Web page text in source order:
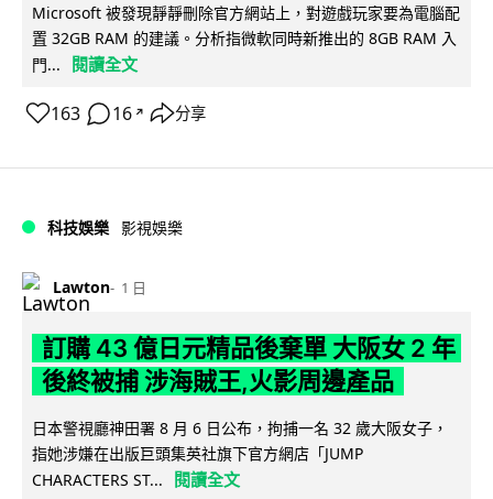
Microsoft 被發現靜靜刪除官方網站上，對遊戲玩家要為電腦配
置 32GB RAM 的建議。分析指微軟同時新推出的 8GB RAM 入
門...
閱讀全文
163 16 ↗ 分享
科技娛樂 影視娛樂
Lawton 1 日
訂購 43 億日元精品後棄單 大阪女 2 年
後終被捕 涉海賊王,火影周邊產品
日本警視廳神田署 8 月 6 日公布，拘捕一名 32 歲大阪女子，
指她涉嫌在出版巨頭集英社旗下官方網店「JUMP
CHARACTERS ST...
閱讀全文